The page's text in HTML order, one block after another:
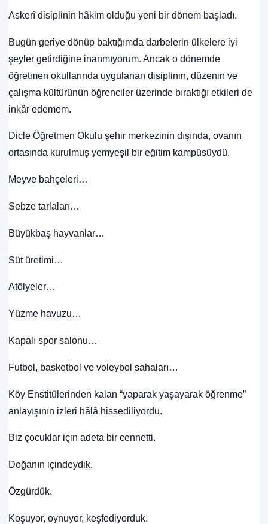
Askerî disiplinin hâkim olduğu yeni bir dönem başladı.
Bugün geriye dönüp baktığımda darbelerin ülkelere iyi
şeyler getirdiğine inanmıyorum. Ancak o dönemde
öğretmen okullarında uygulanan disiplinin, düzenin ve
çalışma kültürünün öğrenciler üzerinde bıraktığı etkileri de
inkâr edemem.
Dicle Öğretmen Okulu şehir merkezinin dışında, ovanın
ortasında kurulmuş yemyeşil bir eğitim kampüsüydü.
Meyve bahçeleri…
Sebze tarlaları…
Büyükbaş hayvanlar…
Süt üretimi…
Atölyeler…
Yüzme havuzu…
Kapalı spor salonu…
Futbol, basketbol ve voleybol sahaları…
Köy Enstitülerinden kalan “yaparak yaşayarak öğrenme”
anlayışının izleri hâlâ hissediliyordu.
Biz çocuklar için adeta bir cennetti.
Doğanın içindeydik.
Özgürdük.
Koşuyor, oynuyor, keşfediyorduk.